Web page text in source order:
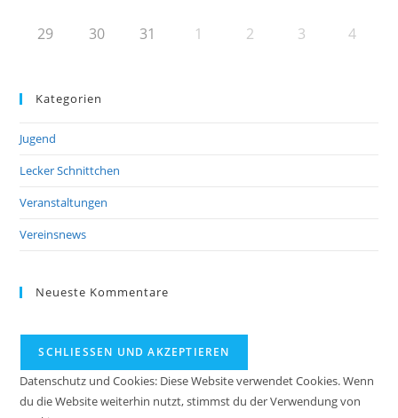
29 30 31 1 2 3 4
Kategorien
Jugend
Lecker Schnittchen
Veranstaltungen
Vereinsnews
Neueste Kommentare
Datenschutz und Cookies: Diese Website verwendet Cookies. Wenn
du die Website weiterhin nutzt, stimmst du der Verwendung von